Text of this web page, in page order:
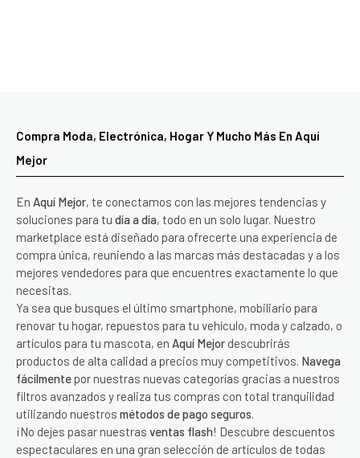
Compra Moda, Electrónica, Hogar Y Mucho Más En Aquí
Mejor
En Aquí Mejor, te conectamos con las mejores tendencias y
soluciones para tu día a día, todo en un solo lugar. Nuestro
marketplace está diseñado para ofrecerte una experiencia de
compra única, reuniendo a las marcas más destacadas y a los
mejores vendedores para que encuentres exactamente lo que
necesitas.
Ya sea que busques el último smartphone, mobiliario para
renovar tu hogar, repuestos para tu vehículo, moda y calzado, o
artículos para tu mascota, en Aquí Mejor descubrirás
productos de alta calidad a precios muy competitivos. Navega
fácilmente por nuestras nuevas categorías gracias a nuestros
filtros avanzados y realiza tus compras con total tranquilidad
utilizando nuestros métodos de pago seguros.
¡No dejes pasar nuestras ventas flash! Descubre descuentos
espectaculares en una gran selección de artículos de todas